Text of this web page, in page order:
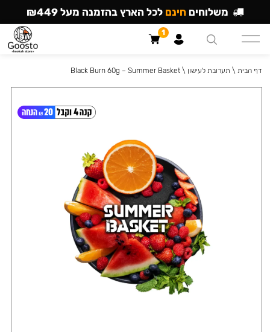
דף הבית \ תערובת לעישון \
Black Burn 60g – Summer Basket
משלוחים חינם לכל הארץ בהזמנה מעל ₪449
1